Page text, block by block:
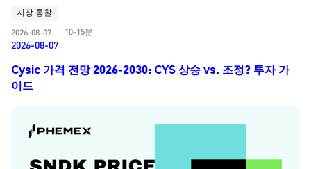
시장 통찰
2026-08-07
10-15분
2026-08-07
Cysic 가격 전망 2026-2030: CYS 상승 vs. 조정? 투자 가
이드